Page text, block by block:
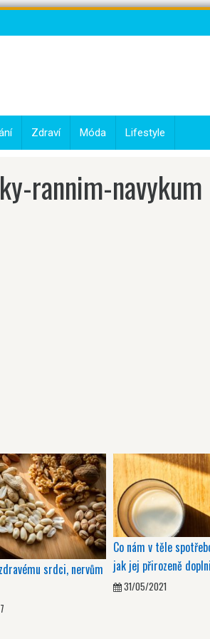
Zdraví Móda Lifestyle
rannim-navykum
srdci, nervům
Co nám v těle
jak jej přirozeně
31/05/2021